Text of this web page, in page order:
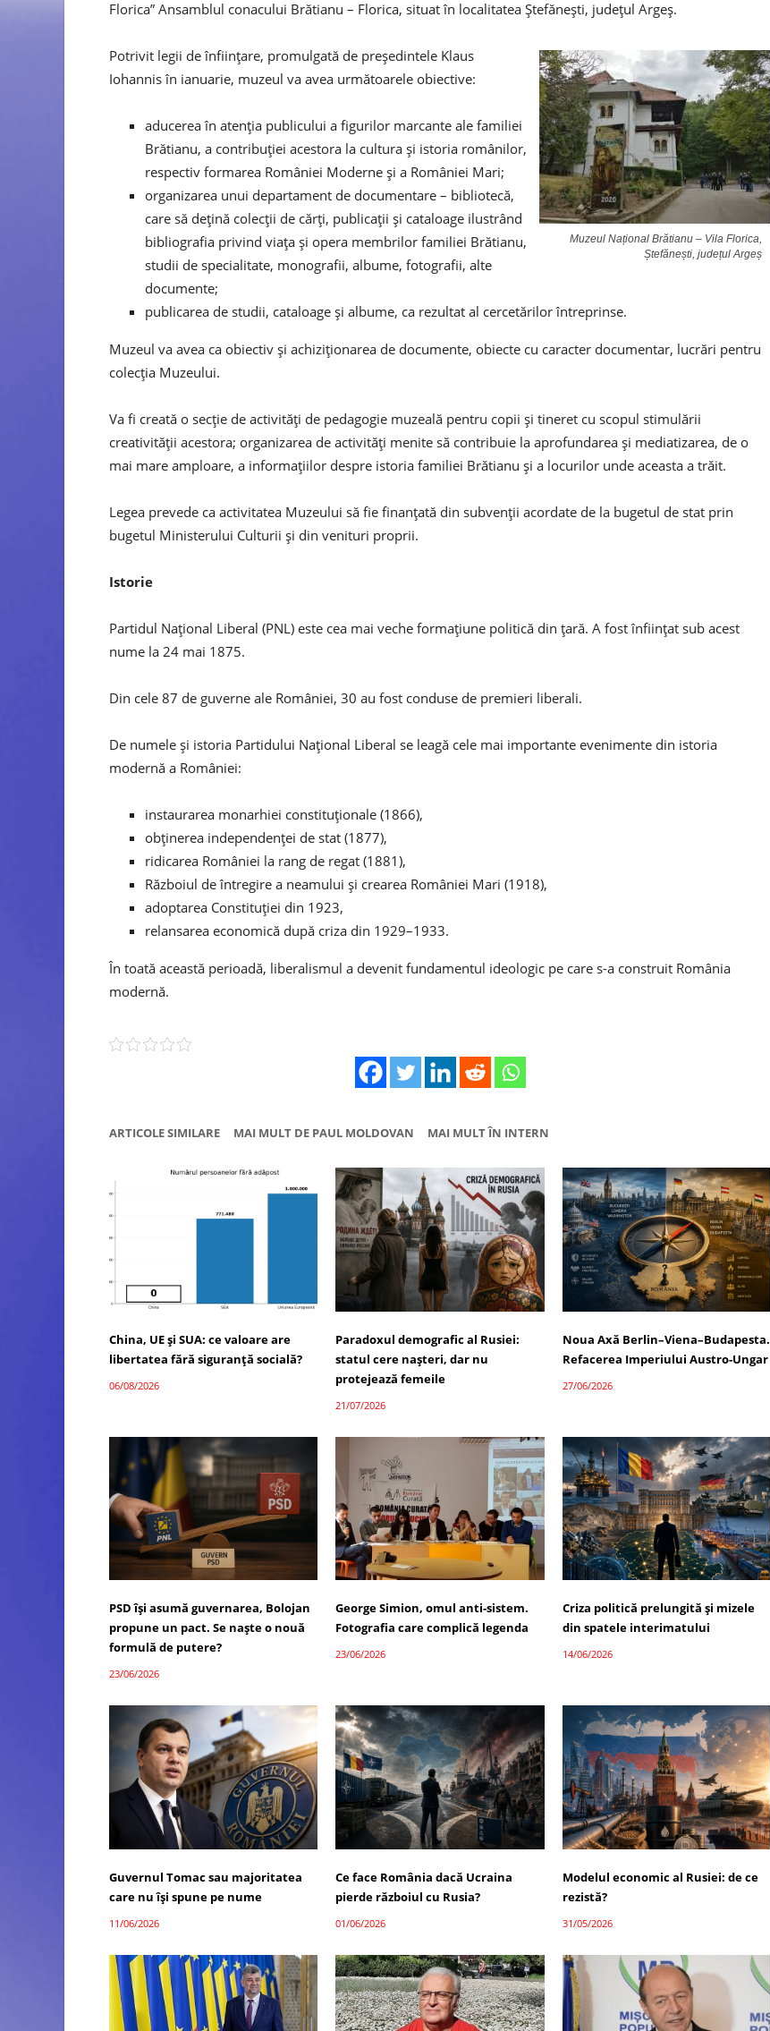
Florica” Ansamblul conacului Brătianu – Florica, situat în localitatea Ştefăneşti, judeţul Argeş.
Muzeul Național Brătianu – Vila Florica,
Ștefănești, județul Argeș
Potrivit legii de înființare, promulgată de președintele Klaus
Iohannis în ianuarie, muzeul va avea următoarele obiective:
aducerea în atenţia publicului a figurilor marcante ale familiei
Brătianu, a contribuţiei acestora la cultura şi istoria românilor,
respectiv formarea României Moderne şi a României Mari;
organizarea unui departament de documentare – bibliotecă,
care să deţină colecţii de cărţi, publicaţii şi cataloage ilustrând
bibliografia privind viaţa şi opera membrilor familiei Brătianu,
studii de specialitate, monografii, albume, fotografii, alte
documente;
publicarea de studii, cataloage şi albume, ca rezultat al cercetărilor întreprinse.
Muzeul va avea ca obiectiv și achiziţionarea de documente, obiecte cu caracter documentar, lucrări pentru
colecţia Muzeului.
Va fi creată o secţie de activităţi de pedagogie muzeală pentru copii şi tineret cu scopul stimulării
creativităţii acestora; organizarea de activităţi menite să contribuie la aprofundarea şi mediatizarea, de o
mai mare amploare, a informaţiilor despre istoria familiei Brătianu şi a locurilor unde aceasta a trăit.
Legea prevede ca activitatea Muzeului să fie finanţată din subvenţii acordate de la bugetul de stat prin
bugetul Ministerului Culturii şi din venituri proprii.
Istorie
Partidul Național Liberal (PNL) este cea mai veche formațiune politică din țară. A fost înființat sub acest
nume la 24 mai 1875.
Din cele 87 de guverne ale României, 30 au fost conduse de premieri liberali.
De numele și istoria Partidului Național Liberal se leagă cele mai importante evenimente din istoria
modernă a României:
instaurarea monarhiei constituționale (1866),
obținerea independenței de stat (1877),
ridicarea României la rang de regat (1881),
Războiul de întregire a neamului și crearea României Mari (1918),
adoptarea Constituției din 1923,
relansarea economică după criza din 1929–1933.
În toată această perioadă, liberalismul a devenit fundamentul ideologic pe care s-a construit România
modernă.
ARTICOLE SIMILARE MAI MULT DE PAUL MOLDOVAN MAI MULT ÎN INTERN
China, UE și SUA: ce valoare are
libertatea fără siguranță socială?
06/08/2026
Paradoxul demografic al Rusiei:
statul cere nașteri, dar nu
protejează femeile
21/07/2026
Noua Axă Berlin–Viena–Budapesta.
Refacerea Imperiului Austro-Ungar
27/06/2026
PSD își asumă guvernarea, Bolojan
propune un pact. Se naște o nouă
formulă de putere?
23/06/2026
George Simion, omul anti-sistem.
Fotografia care complică legenda
23/06/2026
Criza politică prelungită și mizele
din spatele interimatului
14/06/2026
Guvernul Tomac sau majoritatea
care nu își spune pe nume
11/06/2026
Ce face România dacă Ucraina
pierde războiul cu Rusia?
01/06/2026
Modelul economic al Rusiei: de ce
rezistă?
31/05/2026